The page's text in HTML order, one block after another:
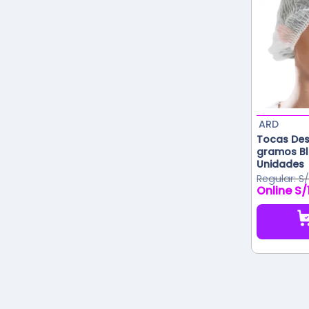
Tocas
gramos
Unidades
ARD
S/
El
precio
S/18.20.
S/